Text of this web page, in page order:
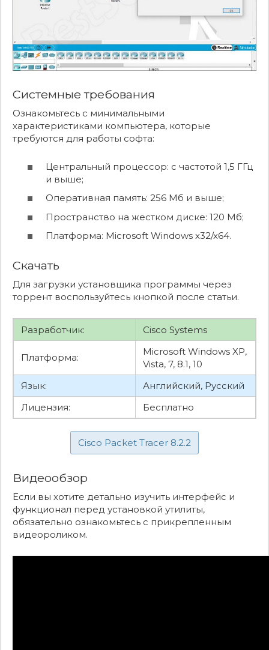
Системные требования
Ознакомьтесь с минимальными
характеристиками компьютера, которые
требуются для работы софта:
Центральный процессор: с частотой 1,5 ГГц
и выше;
Оперативная память: 256 Мб и выше;
Пространство на жестком диске: 120 Мб;
Платформа: Microsoft Windows x32/x64.
Скачать
Для загрузки установщика программы через
торрент воспользуйтесь кнопкой после статьи.
Разработчик: Cisco Systems
Платформа:
Microsoft Windows XP,
Vista, 7, 8.1, 10
Язык:
Английский, Русский
Лицензия:
Бесплатно
Cisco Packet Tracer 8.2.2
Видеообзор
Если вы хотите детально изучить интерфейс и
функционал перед установкой утилиты,
обязательно ознакомьтесь с прикрепленным
видеороликом.